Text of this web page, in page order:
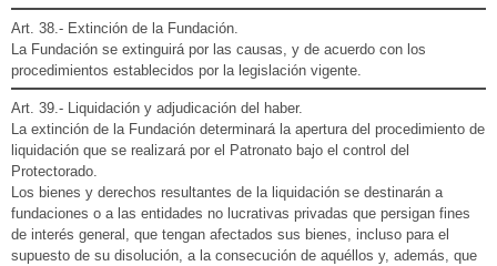
Art. 38.- Extinción de la Fundación.
La Fundación se extinguirá por las causas, y de acuerdo con los
procedimientos establecidos por la legislación vigente.
Art. 39.- Liquidación y adjudicación del haber.
La extinción de la Fundación determinará la apertura del procedimiento de
liquidación que se realizará por el Patronato bajo el control del
Protectorado.
Los bienes y derechos resultantes de la liquidación se destinarán a
fundaciones o a las entidades no lucrativas privadas que persigan fines
de interés general, que tengan afectados sus bienes, incluso para el
supuesto de su disolución, a la consecución de aquéllos y, además, que